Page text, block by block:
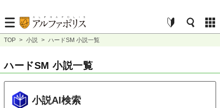
TOP > 小説 > ハードSM 小説一覧
ハードSM 小説一覧
小説AI検索